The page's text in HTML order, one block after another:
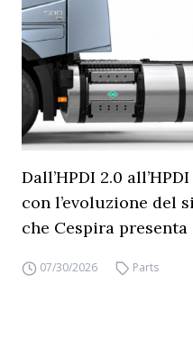
Dall’HPDI 2.0
con l’evoluzione del
che Cespira presenta
07/30/2026 Parts